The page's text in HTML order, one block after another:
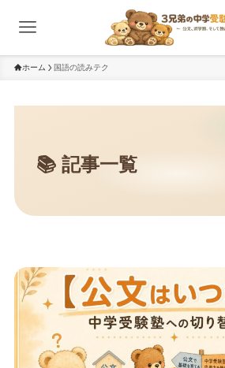
ホーム 国語の読みテク